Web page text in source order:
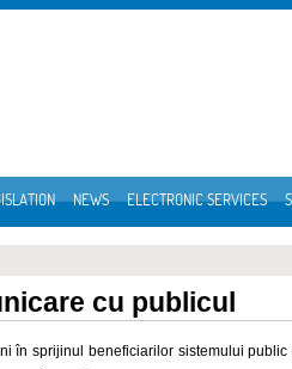
NEWS ELECTRONIC SERVICES
cu publicul
în sprijinul beneficiarilor sistemului